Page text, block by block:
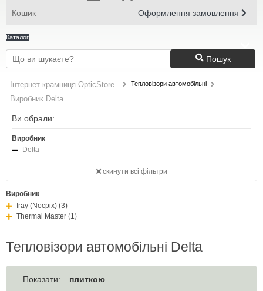
Кошик Оформлення замовлення
Каталог
Пошук
Інтернет крамниця OpticStore Тепловізори автомобільні
Виробник Delta
Ви обрали:
Виробник
Delta
скинути всі фільтри
Виробник
Iray (Nocpix) (3)
Thermal Master (1)
Тепловізори автомобільні Delta
Показати:
плиткою